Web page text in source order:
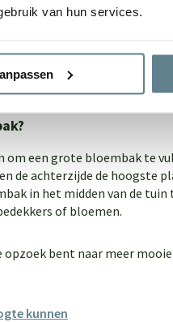
van hun services.
leverbaar in een
tussen de standaard
mooie border wil maken
een grote bloembak te
de achterzijde de hoogste
in het midden van de
of bloemen.
opzoek bent naar meer
kunnen